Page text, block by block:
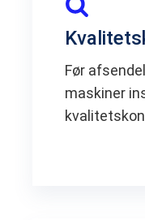
Før
maskiner